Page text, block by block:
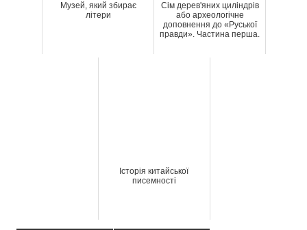
Музей, який збирає
літери
Сім дерев'яних циліндрів
або археологічне
доповнення до «Руської
правди». Частина перша.
Історія китайської
писемності